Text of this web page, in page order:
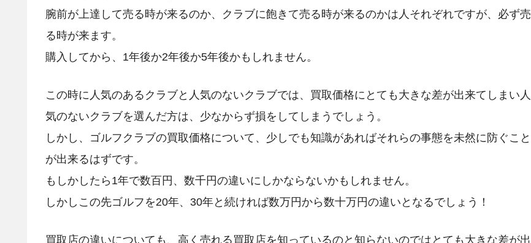
腕前が上達して売る時が来るのか、クラブに飽きて売る時が来るのかは人それぞれですが、必ず売
る時が来ます。
購入してから、1年後か2年後か5年後かもしれません。
この時に人気のあるクラブと人気のないクラブでは、買取価格にとても大きな差が出来てしまい人
気のないクラブを選んだ方は、少なからず損をしてしまうでしょう。
しかし、ゴルフクラブの買取価格について、少しでも知識があればそれらの事態を未然に防ぐこと
が出来るはずです。
もしかしたら1年で数百円、数千円の違いにしかならないかもしれません。
しかしこの先ゴルフを20年、30年と続ければ数万円から数十万円の違いとなるでしょう！
買取店の違いについても、高く売れる買取店を知っているのと知らないのではとても大きな差が出